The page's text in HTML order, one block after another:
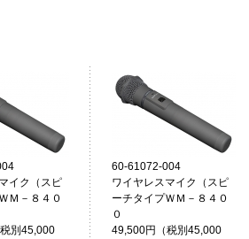
イク（スピ
Ｍ－８４０
別45,000
60-61072-004
ワイヤレスマイク（スピ
ーチタイプＷＭ－８４０
０
49,500円（税別45,000